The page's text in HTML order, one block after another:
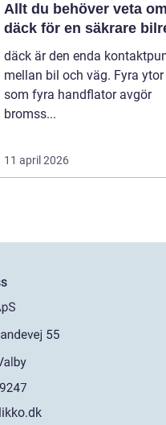
Allt du behöver veta
däck för en säkrare
däck är den enda
mellan bil och väg. Fyra
som fyra handflator avgör
bromss...
11 april 2026